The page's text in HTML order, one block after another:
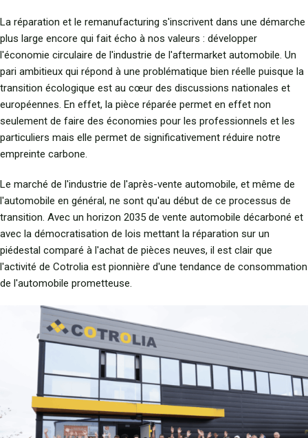
La réparation et le remanufacturing s'inscrivent dans une démarche
plus large encore qui fait écho à nos valeurs : développer
l'économie circulaire de l'industrie de l'aftermarket automobile. Un
pari ambitieux qui répond à une problématique bien réelle puisque la
transition écologique est au cœur des discussions nationales et
européennes. En effet, la pièce réparée permet en effet non
seulement de faire des économies pour les professionnels et les
particuliers mais elle permet de significativement réduire notre
empreinte carbone.
Le marché de l'industrie de l'après-vente automobile, et même de
l'automobile en général, ne sont qu'au début de ce processus de
transition. Avec un horizon 2035 de vente automobile décarboné et
avec la démocratisation de lois mettant la réparation sur un
piédestal comparé à l'achat de pièces neuves, il est clair que
l'activité de Cotrolia est pionnière d'une tendance de consommation
de l'automobile prometteuse.